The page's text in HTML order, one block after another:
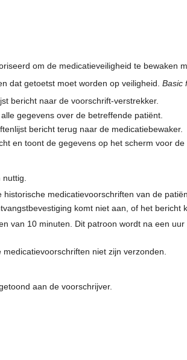
om de medicatieveiligheid te bewaken
dat getoetst moet worden op veiligheid. Basic
bericht naar de voorschrift-verstrekker.
gegevens over de betreffende patiënt.
bericht terug naar de medicatiebewaker.
en toont de gegevens op het scherm voor de
nuttig.
medicatievoorschriften van de
komt niet aan, of het bericht
van 10 minuten. Dit patroon wordt na een
niet zijn verzonden.
aan de voorschrijver.